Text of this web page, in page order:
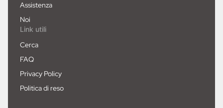
Assistenza
Noi
Link utili
Cerca
FAQ
Privacy Policy
Politica di reso